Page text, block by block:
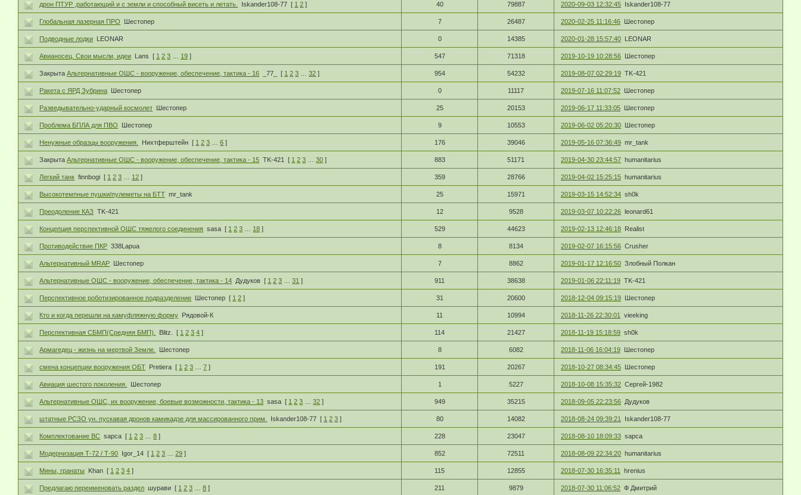
дрон ПТУР ,работающий и с земли и способный висеть и летать. Iskander108-77 [ 1 2 ] 40 79887 2020-09-03 12:32:45 Iskander108-77
Глобальная лазерная ПРО Шестопер 7 26487 2020-02-25 11:16:46 Шестопер
Подводные лодки LEONAR 0 14385 2020-01-28 15:57:40 LEONAR
Авианосец. Свои мысли, идеи Lans [ 1 2 3 19 ] 547 71318 2019-10-19 10:28:56 Шестопер
ЗакрытаАльтернативные ОШС - вооружение, обеспечение, тактика - 16 _77_ [ 1 2 3 32 ] 954 54232 2019-08-07 02:29:19 TK-421
Ракета с ЯРД Зубрина Шестопер 0 11117 2019-07-16 11:07:52 Шестопер
Разведывательно-ударный космолет Шестопер 25 20153 2019-06-17 11:33:05 Шестопер
Проблема БПЛА для ПВО Шестопер 9 10553 2019-06-02 05:20:30 Шестопер
Ненужные образцы вооружения. Нихтферштейн [ 1 2 3 6 ] 176 39046 2019-05-16 07:36:49 mr_tank
ЗакрытаАльтернативные ОШС - вооружение, обеспечение, тактика - 15 TK-421 [ 1 2 3 30 ] 883 51171 2019-04-30 23:44:57 humanitarius
Легкий танк finnbogi [ 1 2 3 12 ] 359 28766 2019-04-02 15:25:15 humanitarius
Высокотемпные пушки/пулеметы на БТТ mr_tank 25 15971 2019-03-15 14:52:34 sh0k
Преодоление КАЗ TK-421 12 9528 2019-03-07 10:22:26 leonard61
Концепция перспективной ОШС тяжелого соединения sasa [ 1 2 3 18 ] 529 44623 2019-02-13 12:46:18 Realist
Противодействие ПКР 338Lapua 8 8134 2019-02-07 16:15:56 Crusher
Альтернативный МRAP Шестопер 7 8862 2019-01-17 12:16:50 Злобный Полкан
Альтернативные ОШС - вооружение, обеспечение, тактика - 14 Дудуков [ 1 2 3 31 ] 911 38638 2019-01-06 22:11:19 TK-421
Перспективное роботизированное подразделение Шестопер [ 1 2 ] 31 20600 2018-12-04 09:15:19 Шестопер
Кто и когда перешли на камуфляжную форму Рядовой-К 11 10994 2018-11-26 22:30:01 vieeking
Перспективная СБМП(Средняя БМП). Blitz. [ 1 2 3 4 ] 114 21427 2018-11-19 15:18:59 sh0k
Армагедец - жизнь на мертвой Земле. Шестопер 8 6082 2018-11-06 16:04:19 Шестопер
смена концепции вооружения ОБТ Pretiera [ 1 2 3 7 ] 191 20267 2018-10-27 08:34:45 Шестопер
Авиация шестого поколения. Шестопер 1 5227 2018-10-08 15:35:32 Сергей-1982
Альтернативные ОШС, их вооружение, боевые возможности, тактика - 13 sasa [ 1 2 3 32 ] 949 35215 2018-09-05 22:23:56 Дудуков
штатные РСЗО ун. пускавая дронов камикадзе для массированного прим. Iskander108-77 [ 1 2 3 ] 80 14082 2018-08-24 09:39:21 Iskander108-77
Комплектование ВС sapca [ 1 2 3 8 ] 228 23047 2018-08-10 18:09:33 sapca
Модернизация Т-72 / Т-90 Igor_14 [ 1 2 3 29 ] 852 72511 2018-08-09 22:34:20 humanitarius
Мины, гранаты Khan [ 1 2 3 4 ] 115 12855 2018-07-30 16:35:11 hrenius
Предлагаю переименовать раздел шурави [ 1 2 3 8 ] 211 9879 2018-07-30 11:06:52 Ф Дмитрий